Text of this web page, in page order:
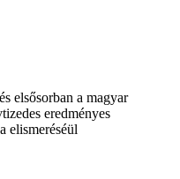
elsősorban a magyar
eredményes
elismeréséül